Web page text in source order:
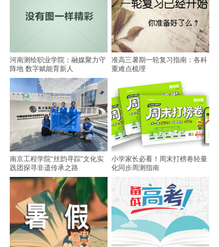
河南测绘职业学院：融媒聚力守
阵地 数字赋能育新人
准高三暑期一轮复习指南：各科
重难点梳理
南京工程学院“丝韵寻踪”文化实
践团探寻非遗传承之路
小学家长必看！周末打榜卷轻量
化同步周测指南